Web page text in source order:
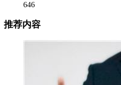
646
推荐内容